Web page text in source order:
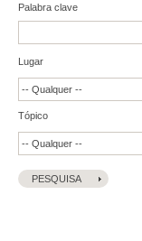
Palabra clave
Lugar
Tópico